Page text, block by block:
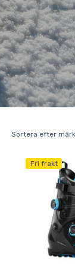
Fri frakt